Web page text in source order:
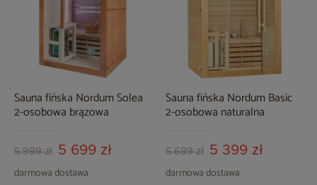
Sauna fińska Nordum Solea
2-osobowa brązowa
5 999 zł 5 699 zł
darmowa dostawa
Sauna fińska Nordum Basic
2-osobowa naturalna
5 699 zł 5 399 zł
darmowa dostawa